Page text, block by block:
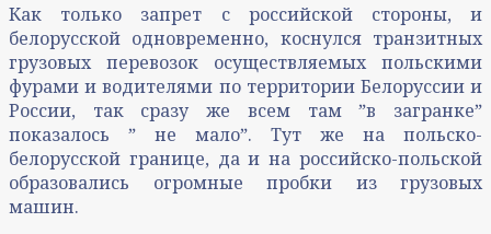
Как только запрет с российской стороны, и
белорусской одновременно, коснулся транзитных
грузовых перевозок осуществляемых польскими
фурами и водителями по территории Белоруссии и
России, так сразу же всем там ˮв загранкеˮ
показалось ˮ не малоˮ. Тут же на польско-
белорусской границе, да и на российско-польской
образовались огромные пробки из грузовых
машин.